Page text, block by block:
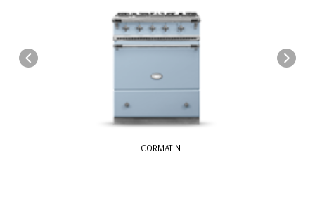
CORMATIN